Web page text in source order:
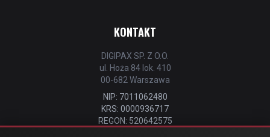
KONTAKT
DIGIPAX SP. Z O.O.
ul. Hoża 84 lok. 410
00-682 Warszawa
NIP: 7011062480
KRS: 0000936717
REGON: 520642575